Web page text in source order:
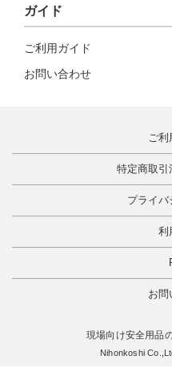
ガイド
ご利用ガイド
お問い合わせ
ご利
特定商取引
プライバ
利
お問
現場向け安全用品
Nihonkoshi